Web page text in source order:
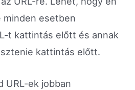
minden esetben
t kattintás előtt és annak
kattintás előtt.
URL-ek jobban